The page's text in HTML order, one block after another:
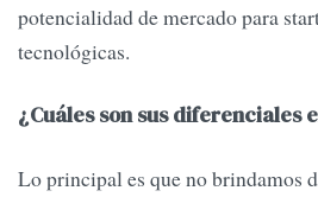
potencialidad de mercado para
tecnológicas.
¿Cuáles son sus diferenciales
Lo principal es que no brindamos